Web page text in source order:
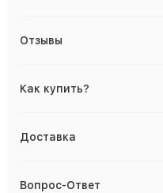
Отзывы
Как купить?
Доставка
Вопрос-Ответ